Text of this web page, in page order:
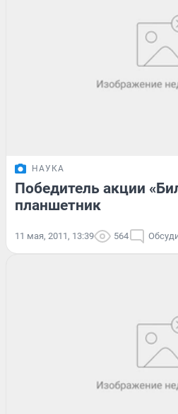
НАУКА
Победитель акции
планшетник
11 мая, 2011, 13:39 564